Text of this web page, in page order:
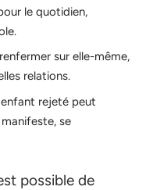
le quotidien,
sur elle-même,
relations.
enfant rejeté peut
se
possible de